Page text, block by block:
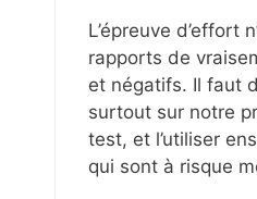
L’épreuve d’effort
rapports de
et négatifs. Il faut
surtout sur notre
test, et l’utiliser
qui sont à risque